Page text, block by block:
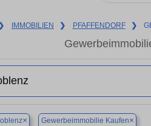
❯ IMMOBILIEN ❯ PFAFFENDORF ❯
× Gewerbeimmobilie Kaufen×